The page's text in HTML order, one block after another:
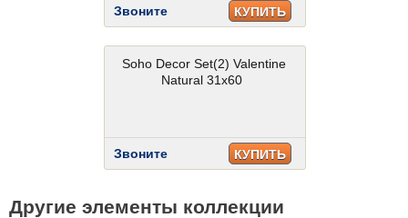
Звоните КУПИТЬ
Soho Decor Set(2) Valentine
Natural 31x60
Звоните КУПИТЬ
Другие элементы коллекции